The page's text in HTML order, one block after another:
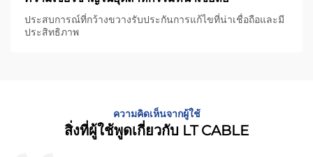
ประสบการณ์ที่กว้างขวางรับประกันการแก้ไขที่น่าเชื่อถือและมี
ประสิทธิภาพ
ความคิดเห็นจากผู้ใช้
สิ่งที่ผู้ใช้พูดเกี่ยวกับ LT CABLE